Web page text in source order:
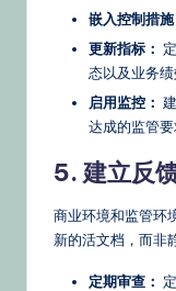
嵌入控制措施
更新指标：
态以及业务绩
启用监控：
达成的监管要
5. 建立反
商业环境和监管环
新的活文档，而非
定期审查：